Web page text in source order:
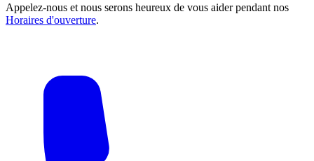
Appelez-nous et nous serons heureux de vous aider pendant nos
Horaires d'ouverture.